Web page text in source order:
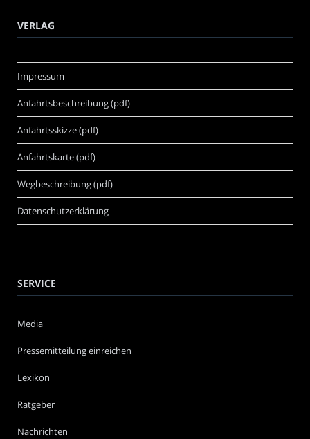
VERLAG
Impressum
Anfahrtsbeschreibung (pdf)
Anfahrtsskizze (pdf)
Anfahrtskarte (pdf)
Wegbeschreibung (pdf)
Datenschutzerklärung
SERVICE
Media
Pressemitteilung einreichen
Lexikon
Ratgeber
Nachrichten